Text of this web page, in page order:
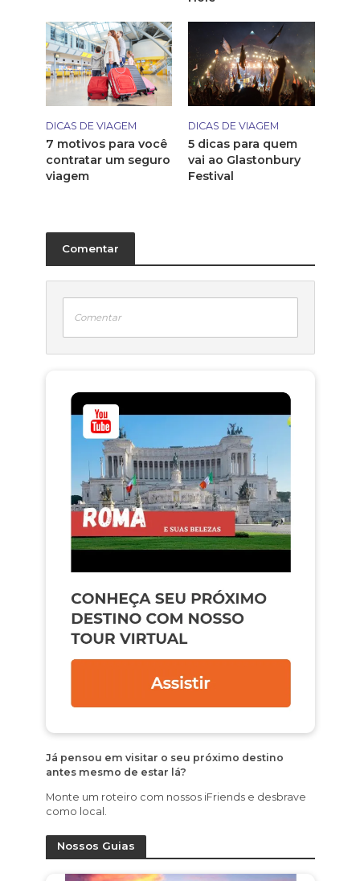
DICAS DE VIAGEM
7 motivos para você
contratar um seguro
viagem
DICAS DE VIAGEM
5 dicas para quem
vai ao Glastonbury
Festival
Comentar
Comentar
Já pensou em visitar o seu próximo destino
antes mesmo de estar lá?
Monte um roteiro com nossos iFriends e desbrave
como local.
Nossos Guias